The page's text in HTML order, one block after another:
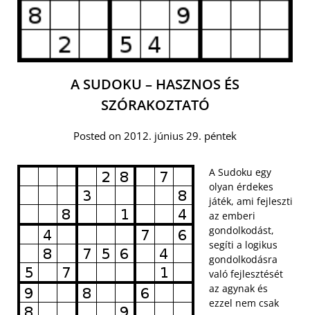
A SUDOKU – HASZNOS ÉS
SZÓRAKOZTATÓ
Posted on 2012. június 29. péntek
A Sudoku egy
olyan érdekes
játék, ami fejleszti
az emberi
gondolkodást,
segíti a logikus
gondolkodásra
való fejlesztését
az agynak és
ezzel nem csak